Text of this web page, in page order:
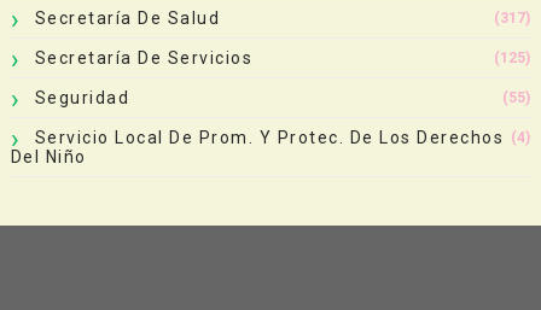
Secretaría De Salud (317)
Secretaría De Servicios (125)
Seguridad (55)
Servicio Local De Prom. Y Protec. De Los Derechos
Del Niño
(4)